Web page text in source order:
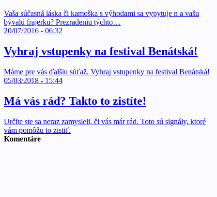
Vaša súčasná láska či kamoška s výhodami sa vypytuje n a vašu
bývalú frajerku? Prezradeniu týchto…
20/07/2016 - 06:32
Vyhraj vstupenky na festival Benátská!
Máme pre vás ďalšiu súťaž. Vyhraj vstupenky na festival Benátská!
05/03/2018 - 15:44
Má vás rád? Takto to zistíte!
Určite ste sa neraz zamysleli, či vás már rád. Toto sú signály, ktoré
vám pomôžu to zistiť.
Komentáre